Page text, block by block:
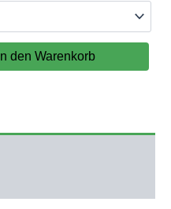
In den Warenkorb